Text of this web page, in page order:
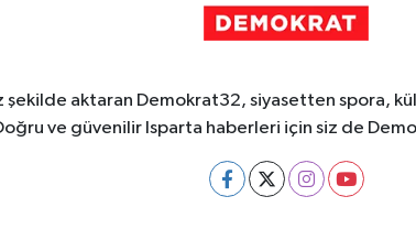
şekilde aktaran Demokrat32, siyasetten spora,
ve güvenilir Isparta haberleri için siz de